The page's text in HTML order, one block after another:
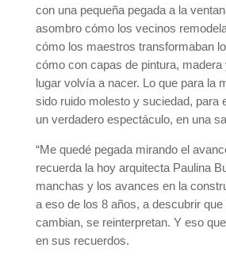
con una pequeña pegada a la
asombro cómo los vecinos
cómo los maestros transformaban
cómo con capas de pintura, madera
lugar volvía a nacer. Lo que para la
sido ruido molesto y suciedad, para
un verdadero espectáculo, en una
“Me quedé pegada mirando el
recuerda la hoy arquitecta Paulina
manchas y los avances en la
a eso de los 8 años, a descubrir
cambian, se reinterpretan. Y eso
en sus recuerdos.